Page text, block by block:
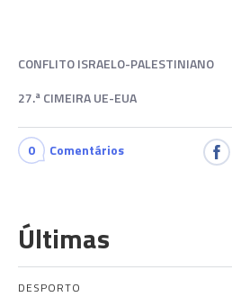
CONFLITO ISRAELO-PALESTINIANO
27.ª CIMEIRA UE-EUA
0 Comentários
Últimas
DESPORTO